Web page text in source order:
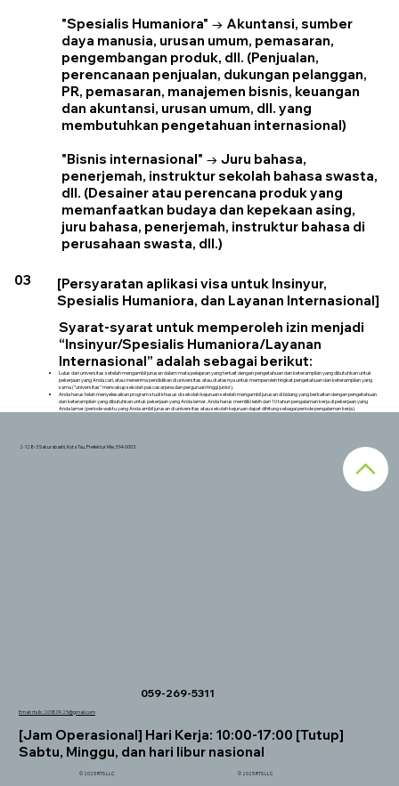
"Spesialis Humaniora" → Akuntansi, sumber
daya manusia, urusan umum, pemasaran,
pengembangan produk, dll. (Penjualan,
perencanaan penjualan, dukungan pelanggan,
PR, pemasaran, manajemen bisnis, keuangan
dan akuntansi, urusan umum, dll. yang
membutuhkan pengetahuan internasional)
"Bisnis internasional" → Juru bahasa,
penerjemah, instruktur sekolah bahasa swasta,
dll. (Desainer atau perencana produk yang
memanfaatkan budaya dan kepekaan asing,
juru bahasa, penerjemah, instruktur bahasa di
perusahaan swasta, dll.)
03
[Persyaratan aplikasi visa untuk Insinyur,
Spesialis Humaniora, dan Layanan Internasional]
Syarat-syarat untuk memperoleh izin menjadi
“Insinyur/Spesialis Humaniora/Layanan
Internasional” adalah sebagai berikut:
Lulus dari universitas setelah mengambil jurusan dalam mata pelajaran yang terkait dengan pengetahuan dan keterampilan yang dibutuhkan untuk
pekerjaan yang Anda cari, atau menerima pendidikan di universitas atau di atasnya untuk memperoleh tingkat pengetahuan dan keterampilan yang
sama ("universitas" mencakup sekolah pascasarjana dan perguruan tinggi junior).
Anda harus telah menyelesaikan program studi khusus di sekolah kejuruan setelah mengambil jurusan di bidang yang berkaitan dengan pengetahuan
dan keterampilan yang dibutuhkan untuk pekerjaan yang Anda lamar. Anda harus memiliki lebih dari 10 tahun pengalaman kerja di pekerjaan yang
Anda lamar (periode waktu yang Anda ambil jurusan di universitas atau sekolah kejuruan dapat dihitung sebagai periode pengalaman kerja).
2-128-3 Sakurabashi, Kota Tsu, Prefektur Mie, 514-0003
059-269-5311
Email:rts.llc.2018.09.25@gmail.com
[Jam Operasional] Hari Kerja: 10:00-17:00 [Tutup]
Sabtu, Minggu, dan hari libur nasional
© 2025 RTS LLC © 2025 RTS LLC